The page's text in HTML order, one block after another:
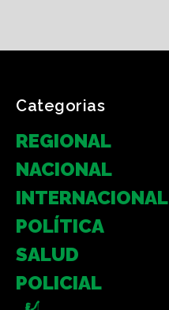
Categorias
REGIONAL
NACIONAL
INTERNACIONAL
POLÍTICA
SALUD
POLICIAL